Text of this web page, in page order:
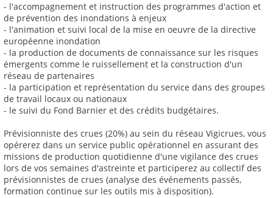
- l'accompagnement et instruction des programmes d'action et
de prévention des inondations à enjeux
- l'animation et suivi local de la mise en oeuvre de la directive
européenne inondation
- la production de documents de connaissance sur les risques
émergents comme le ruissellement et la construction d'un
réseau de partenaires
- la participation et représentation du service dans des groupes
de travail locaux ou nationaux
- le suivi du Fond Barnier et des crédits budgétaires.
Prévisionniste des crues (20%) au sein du réseau Vigicrues, vous
opérerez dans un service public opérationnel en assurant des
missions de production quotidienne d'une vigilance des crues
lors de vos semaines d'astreinte et participerez au collectif des
prévisionnistes de crues (analyse des événements passés,
formation continue sur les outils mis à disposition).